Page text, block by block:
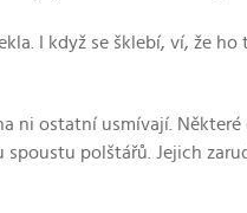
I když se šklebí, ví, že
ni ostatní usmívají.
polštářů. Jejich